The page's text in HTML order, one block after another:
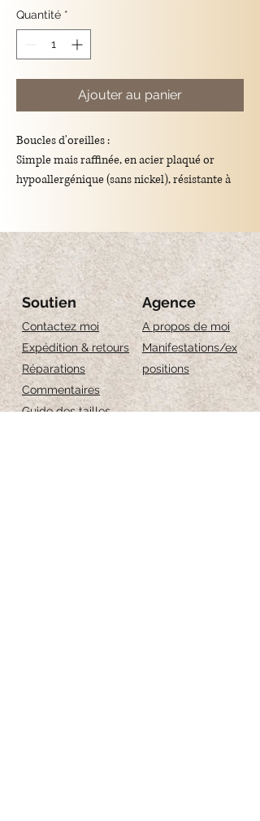
Quantité *
Ajouter au panier
Boucles d'oreilles :
Simple mais raffinée, en acier plaqué or
hypoallergénique (sans nickel), résistante à
Diamètre : 1.2 cm
Soutien
Contactez moi
Expédition & retours
Réparations
Commentaires
Guide des tailles
Agence
A propos de moi
Manifestations/ex
positions